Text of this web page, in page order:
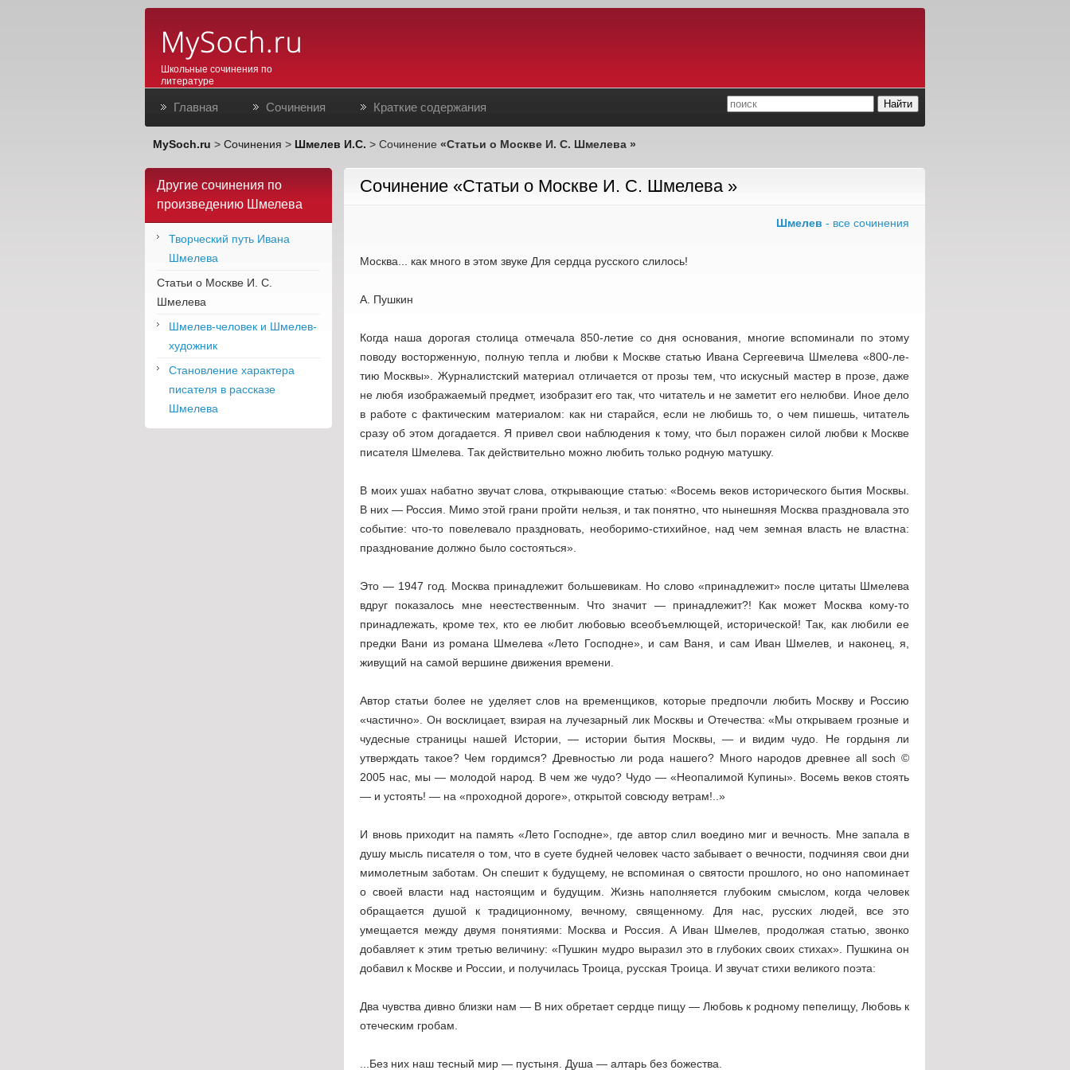
Школьные сочинения по
литературе
Главная Сочинения Краткие содержания
MySoch.ru > Сочинения > Шмелев И.С. > Сочинение «Статьи о Москве И. С. Шмелева »
Другие сочинения по
произведению Шмелева
Творческий путь Ивана
Шмелева
Статьи о Москве И. С.
Шмелева
Шмелев-человек и Шмелев-
художник
Становление характера
писателя в рассказе
Шмелева
Сочинение «Статьи о Москве И. С. Шмелева »
Шмелев - все сочинения
Москва... как много в этом звуке Для сердца русского слилось!
А. Пушкин
Когда наша дорогая столица отмечала 850-летие со дня основания, многие вспоминали по этому
поводу восторженную, полную тепла и любви к Москве статью Ивана Сергеевича Шмелева «800-ле-
тию Москвы». Журналистский материал отличается от прозы тем, что искусный мастер в прозе, даже
не любя изображаемый предмет, изобразит его так, что читатель и не заметит его нелюбви. Иное дело
в работе с фактическим материалом: как ни старайся, если не любишь то, о чем пишешь, читатель
сразу об этом догадается. Я привел свои наблюдения к тому, что был поражен силой любви к Москве
писателя Шмелева. Так действительно можно любить только родную матушку.
В моих ушах набатно звучат слова, открывающие статью: «Восемь веков исторического бытия Москвы.
В них — Россия. Мимо этой грани пройти нельзя, и так понятно, что нынешняя Москва праздновала это
событие: что-то повелевало праздновать, необоримо-стихийное, над чем земная власть не властна:
празднование должно было состояться».
Это — 1947 год. Москва принадлежит большевикам. Но слово «принадлежит» после цитаты Шмелева
вдруг показалось мне неестественным. Что значит — принадлежит?! Как может Москва кому-то
принадлежать, кроме тех, кто ее любит любовью всеобъемлющей, исторической! Так, как любили ее
предки Вани из романа Шмелева «Лето Господне», и сам Ваня, и сам Иван Шмелев, и наконец, я,
живущий на самой вершине движения времени.
Автор статьи более не уделяет слов на временщиков, которые предпочли любить Москву и Россию
«частично». Он восклицает, взирая на лучезарный лик Москвы и Отечества: «Мы открываем грозные и
чудесные страницы нашей Истории, — истории бытия Москвы, — и видим чудо. Не гордыня ли
утверждать такое? Чем гордимся? Древностью ли рода нашего? Много народов древнее all soch ©
2005 нас, мы — молодой народ. В чем же чудо? Чудо — «Неопалимой Купины». Восемь веков стоять
— и устоять! — на «проходной дороге», открытой совсюду ветрам!..»
И вновь приходит на память «Лето Господне», где автор слил воедино миг и вечность. Мне запала в
душу мысль писателя о том, что в суете будней человек часто забывает о вечности, подчиняя свои дни
мимолетным заботам. Он спешит к будущему, не вспоминая о святости прошлого, но оно напоминает
о своей власти над настоящим и будущим. Жизнь наполняется глубоким смыслом, когда человек
обращается душой к традиционному, вечному, священному. Для нас, русских людей, все это
умещается между двумя понятиями: Москва и Россия. А Иван Шмелев, продолжая статью, звонко
добавляет к этим третью величину: «Пушкин мудро выразил это в глубоких своих стихах». Пушкина он
добавил к Москве и России, и получилась Троица, русская Троица. И звучат стихи великого поэта:
Два чувства дивно близки нам — В них обретает сердце пищу — Любовь к родному пепелищу, Любовь к
отеческим гробам.
...Без них наш тесный мир — пустыня. Душа — алтарь без божества.